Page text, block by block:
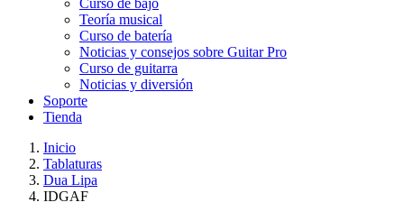
Curso de bajo
Teoría musical
Curso de batería
Noticias y consejos sobre Guitar Pro
Curso de guitarra
Noticias y diversión
Soporte
Tienda
Inicio
Tablaturas
Dua Lipa
IDGAF